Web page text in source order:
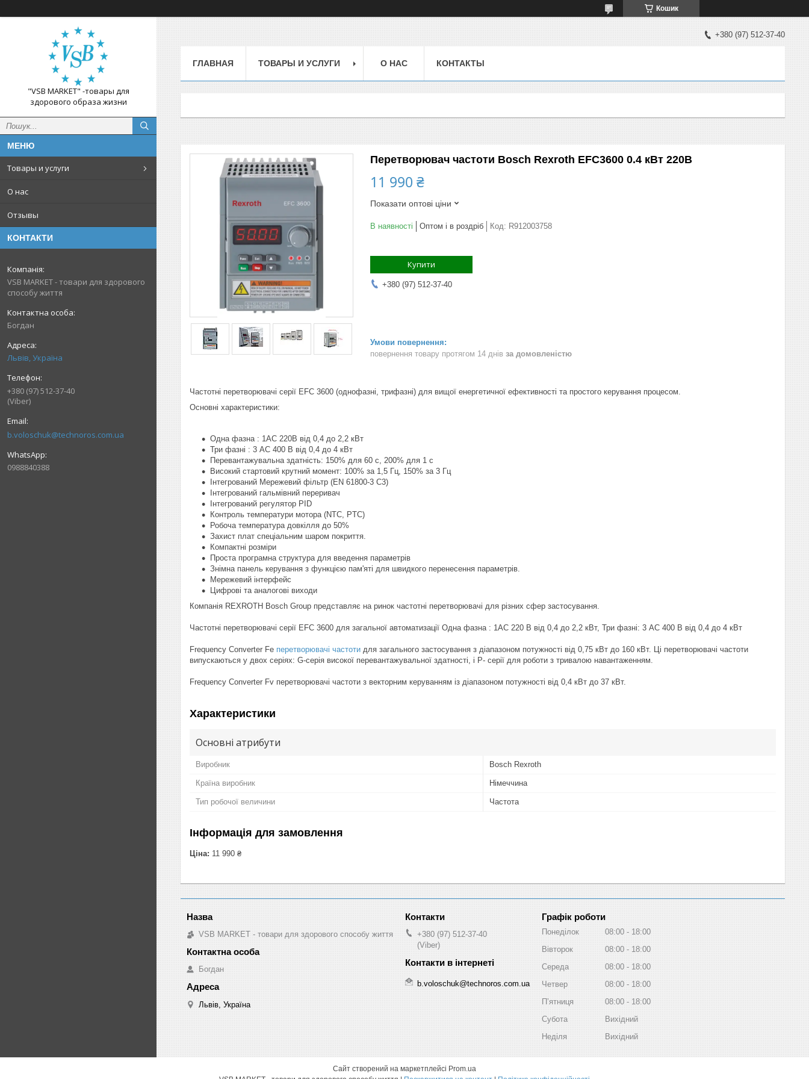
Кошик
"VSB MARKET" -товары для
здорового образа жизни
Товары и услуги
О нас
Отзывы
КОНТАКТИ
VSB MARKET - товари для здорового
способу життя
Богдан
Львів, Україна
+380 (97) 512-37-40
(Viber)
b.voloschuk@technoros.com.ua
0988840388
+380 (97) 512-37-40
ГЛАВНАЯ ТОВАРЫ И УСЛУГИ О НАС КОНТАКТЫ
Перетворювач частоти Bosch Rexroth EFC3600 0.4 кВт 220В
11 990 ₴
Показати оптові ціни
В наявності Оптом і в роздріб Код: R912003758
Купити
+380 (97) 512-37-40
повернення товару протягом 14 днів за домовленістю
Частотні перетворювачі серії EFC 3600 (однофазні, трифазні) для вищої енергетичної ефективності та простого керування процесом.
Основні характеристики:
Одна фазна : 1АС 220В від 0,4 до 2,2 кВт
Три фазні : 3 АС 400 В від 0,4 до 4 кВт
Перевантажувальна здатність: 150% для 60 с, 200% для 1 с
Високий стартовий крутний момент: 100% за 1,5 Гц, 150% за 3 Гц
Інтегрований Мережевий фільтр (EN 61800-3 C3)
Інтегрований гальмівний переривач
Інтегрований регулятор PID
Контроль температури мотора (NTC, PTC)
Робоча температура довкілля до 50%
Захист плат спеціальним шаром покриття.
Компактні розміри
Проста програмна структура для введення параметрів
Знімна панель керування з функцією пам'яті для швидкого перенесення параметрів.
Мережевий інтерфейс
Цифрові та аналогові виходи
Компанія REXROTH Bosch Group представляє на ринок частотні перетворювачі для різних сфер застосування.
Частотні перетворювачі серії EFC 3600 для загальної автоматизації Одна фазна : 1АС 220 В від 0,4 до 2,2 кВт, Три фазні: 3 АС 400 В від 0,4 до 4 кВт
Frequency Converter Fe перетворювачі частоти для загального застосування з діапазоном потужності від 0,75 кВт до 160 кВт. Ці перетворювачі частоти
випускаються у двох серіях: G-серія високої перевантажувальної здатності, і Р- серії для роботи з тривалою навантаженням.
Frequency Converter Fv перетворювачі частоти з векторним керуванням із діапазоном потужності від 0,4 кВт до 37 кВт.
Характеристики
Основні атрибути
Виробник Bosch Rexroth
Країна виробник Німеччина
Тип робочої величини Частота
Інформація для замовлення
Ціна: 11 990 ₴
VSB MARKET - товари для здорового способу життя
Богдан
Львів, Україна
+380 (97) 512-37-40
(Viber)
b.voloschuk@technoros.com.ua
Графік роботи
Понеділок 08:00
18:00
Вівторок
08:00
18:00
Середа
08:00
18:00
Четвер
08:00
18:00
Пʼятниця
08:00
18:00
Субота
Вихідний
Неділя
Вихідний
Сайт створений на маркетплейсі Prom.ua